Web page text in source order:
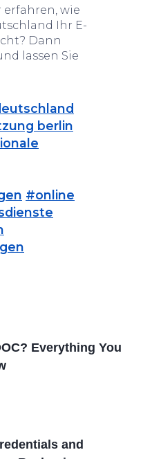
wie
Ihr E-
Dann
lassen Sie
berlin
#online
Everything You
and